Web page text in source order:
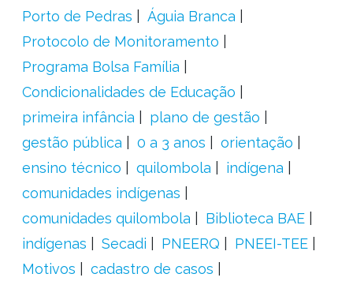
Porto de Pedras
Águia Branca
Protocolo de Monitoramento
Programa Bolsa Família
Condicionalidades de Educação
primeira infância
plano de gestão
gestão pública
0 a 3 anos
orientação
ensino técnico
quilombola
indígena
comunidades indígenas
comunidades quilombola
Biblioteca BAE
indígenas
Secadi PNEERQ
PNEEI-TEE
Motivos
cadastro de casos